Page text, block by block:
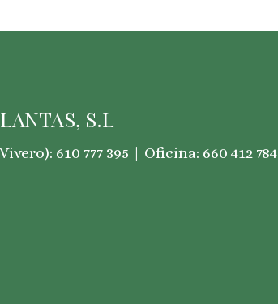
S.L
610 777 395 | Oficina: 660 412 784